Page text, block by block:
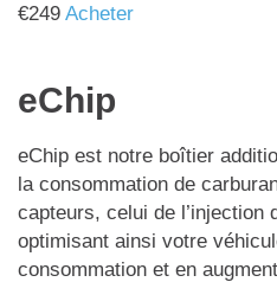
€249 Acheter
eChip
eChip est notre boîtier
la consommation de
capteurs, celui de l’injection
optimisant ainsi votre
consommation et en